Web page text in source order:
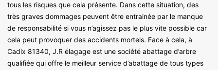
tous les risques que cela présente. Dans cette situation, des
très graves dommages peuvent être entrainée par le manque
de responsabilité si vous n’agissez pas le plus vite possible car
cela peut provoquer des accidents mortels. Face à cela, à
Cadix 81340, J.R élagage est une société abattage d’arbre
qualifiée qui offre le meilleur service d’abattage de tous types